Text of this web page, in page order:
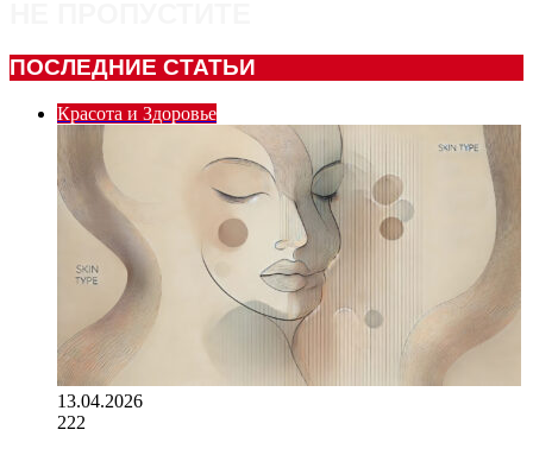
ПОСЛЕДНИЕ СТАТЬИ
Красота и Здоровье
13.04.2026
222